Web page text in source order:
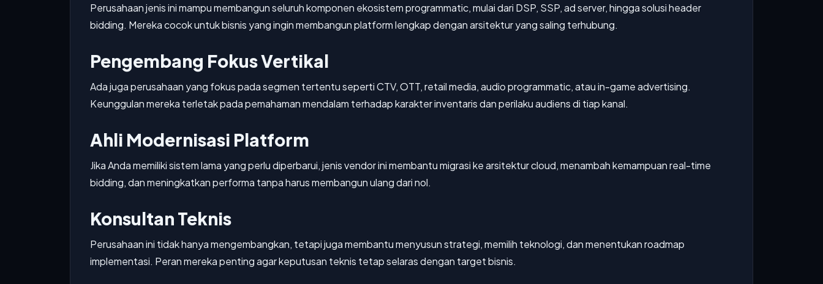
Perusahaan jenis ini mampu membangun seluruh komponen ekosistem programmatic, mulai dari DSP, SSP, ad server, hingga solusi header
bidding. Mereka cocok untuk bisnis yang ingin membangun platform lengkap dengan arsitektur yang saling terhubung.
Pengembang Fokus Vertikal
Ada juga perusahaan yang fokus pada segmen tertentu seperti CTV, OTT, retail media, audio programmatic, atau in-game advertising.
Keunggulan mereka terletak pada pemahaman mendalam terhadap karakter inventaris dan perilaku audiens di tiap kanal.
Ahli Modernisasi Platform
Jika Anda memiliki sistem lama yang perlu diperbarui, jenis vendor ini membantu migrasi ke arsitektur cloud, menambah kemampuan real-time
bidding, dan meningkatkan performa tanpa harus membangun ulang dari nol.
Konsultan Teknis
Perusahaan ini tidak hanya mengembangkan, tetapi juga membantu menyusun strategi, memilih teknologi, dan menentukan roadmap
implementasi. Peran mereka penting agar keputusan teknis tetap selaras dengan target bisnis.